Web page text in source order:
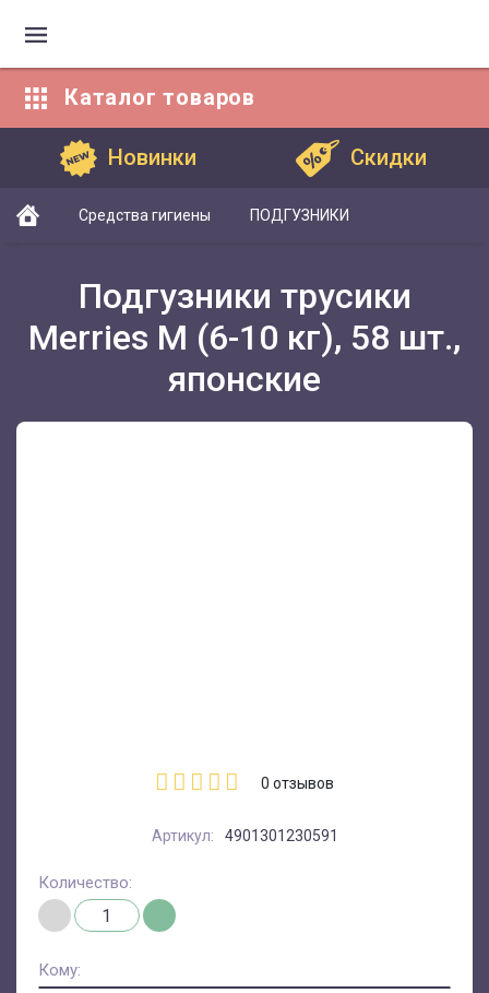
Каталог товаров
Новинки Скидки
Средства гигиены ПОДГУЗНИКИ
Подгузники трусики
Merries M (6-10 кг), 58 шт.,
японские
0 отзывов
Артикул: 4901301230591
Количество:
Кому: